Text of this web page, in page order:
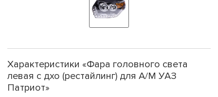
Характеристики «Фара головного света
левая с дхо (рестайлинг) для А/М УАЗ
Патриот»